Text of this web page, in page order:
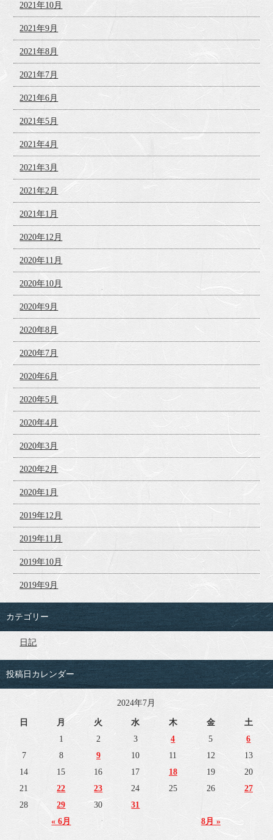
2021年10月
2021年9月
2021年8月
2021年7月
2021年6月
2021年5月
2021年4月
2021年3月
2021年2月
2021年1月
2020年12月
2020年11月
2020年10月
2020年9月
2020年8月
2020年7月
2020年6月
2020年5月
2020年4月
2020年3月
2020年2月
2020年1月
2019年12月
2019年11月
2019年10月
2019年9月
カテゴリー
日記
投稿日カレンダー
2024年7月
日 月 火 水 木 金 土
« 6月 8月 »
1 2 3 4 5
6
7
8 9 10 11 12
13
14
15 16 17 18 19
20
21
22 23 24 25 26
27
28
29 30 31